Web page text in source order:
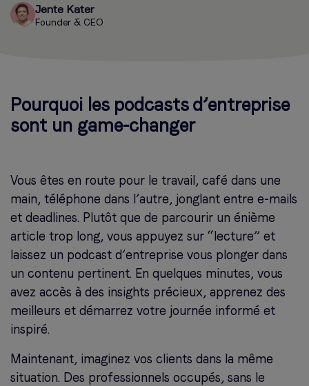
Jente Kater
Founder & CEO
Pourquoi les podcasts d’entreprise
sont un game-changer
Vous êtes en route pour le travail, café dans une
main, téléphone dans l’autre, jonglant entre e-mails
et deadlines. Plutôt que de parcourir un énième
article trop long, vous appuyez sur “lecture” et
laissez un podcast d’entreprise vous plonger dans
un contenu pertinent. En quelques minutes, vous
avez accès à des insights précieux, apprenez des
meilleurs et démarrez votre journée informé et
inspiré.
Maintenant, imaginez vos clients dans la même
situation. Des professionnels occupés, sans le